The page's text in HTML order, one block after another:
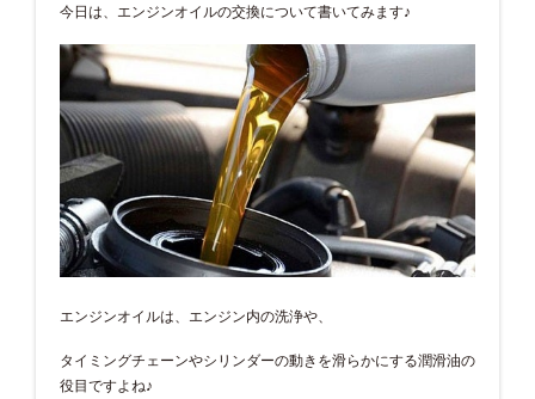
今日は、エンジンオイルの交換について書いてみます♪
エンジンオイルは、エンジン内の洗浄や、
タイミングチェーンやシリンダーの動きを滑らかにする潤滑油の
役目ですよね♪